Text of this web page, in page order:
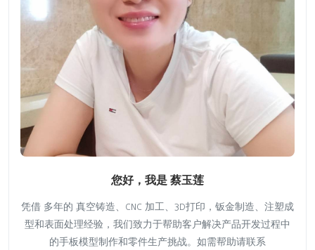
您好，我是 蔡玉莲
凭借 多年的 真空铸造、CNC 加工、3D打印，钣金制造、注塑成
型和表面处理经验，我们致力于帮助客户解决产品开发过程中
的手板模型制作和零件生产挑战。如需帮助请联系